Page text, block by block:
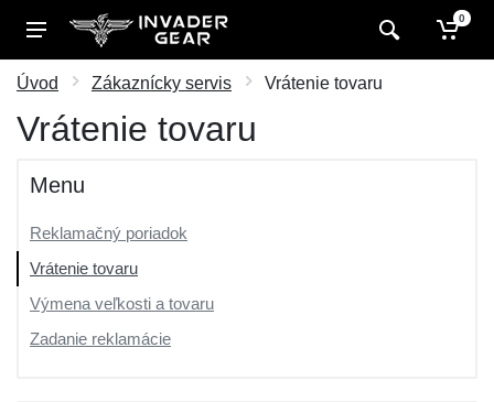
0
Úvod Zákaznícky servis Vrátenie tovaru
Vrátenie tovaru
Menu
Reklamačný poriadok
Vrátenie tovaru
Výmena veľkosti a tovaru
Zadanie reklamácie